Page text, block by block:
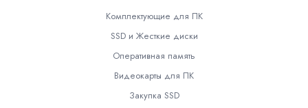
Комплектующие для ПК
SSD и Жесткие диски
Оперативная память
Видеокарты для ПК
Закупка SSD